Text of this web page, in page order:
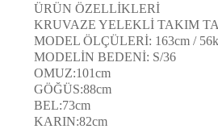
ÜRÜN ÖZELLİKLERİ
KRUVAZE YELEKLİ TAKIM
MODEL ÖLÇÜLERİ: 163cm /
MODELİN BEDENİ: S/36
OMUZ:101cm
GÖĞÜS:88cm
BEL:73cm
KARIN:82cm